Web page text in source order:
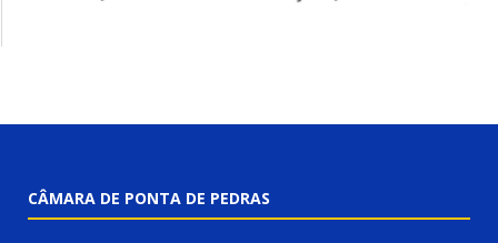
CÂMARA DE PONTA DE PEDRAS